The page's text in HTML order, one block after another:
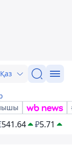
Қаз
541.64 ₽5.71